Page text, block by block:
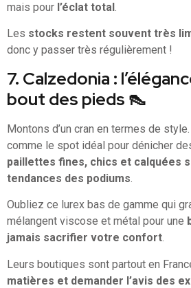
mais pour l’éclat total.
Les stocks restent souvent très
donc y passer très régulièrement !
7. Calzedonia :
bout des pieds 👠
Montons d’un cran en termes de
comme le spot idéal pour dénicher
paillettes fines, chics et calquées
tendances des podiums.
Oubliez ce lurex bas de gamme qui
mélangent viscose et métal pour une
jamais sacrifier votre confort.
Leurs boutiques sont partout en
matières et demander l’avis des